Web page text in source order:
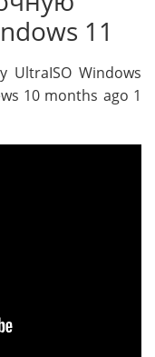
11
UltraISO Windows
10 months ago 1